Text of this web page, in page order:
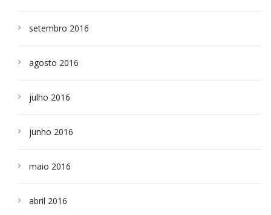
setembro 2016
agosto 2016
julho 2016
junho 2016
maio 2016
abril 2016